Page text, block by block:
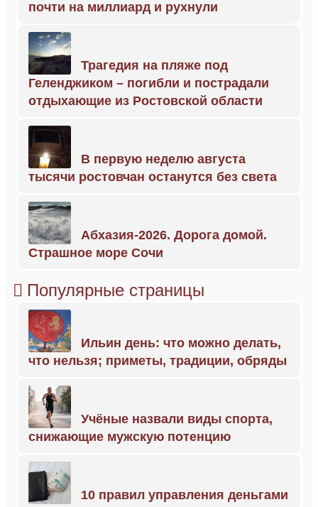
почти на миллиард и рухнули
Трагедия на пляже под
Геленджиком – погибли и пострадали
отдыхающие из Ростовской области
В первую неделю августа
тысячи ростовчан останутся без света
Абхазия-2026. Дорога домой.
Страшное море Сочи
Популярные страницы
Ильин день: что можно делать,
что нельзя; приметы, традиции, обряды
Учёные назвали виды спорта,
снижающие мужскую потенцию
10 правил управления деньгами